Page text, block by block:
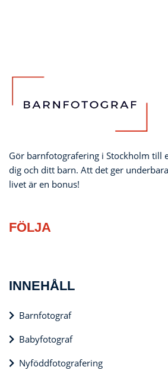
Gör barnfotografering i Stockholm till
dig och ditt barn. Att det ger
livet är en bonus!
FÖLJA
INNEHÅLL
Barnfotograf
Babyfotograf
Nyföddfotografering